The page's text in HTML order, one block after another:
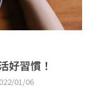
好習慣！
01/06